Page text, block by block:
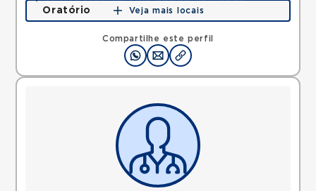
Compartilhe este perfil
Oratório
Rua do Oratorio, Mooca, Sao Paulo, SP, 03117000 •
Veja mais locais